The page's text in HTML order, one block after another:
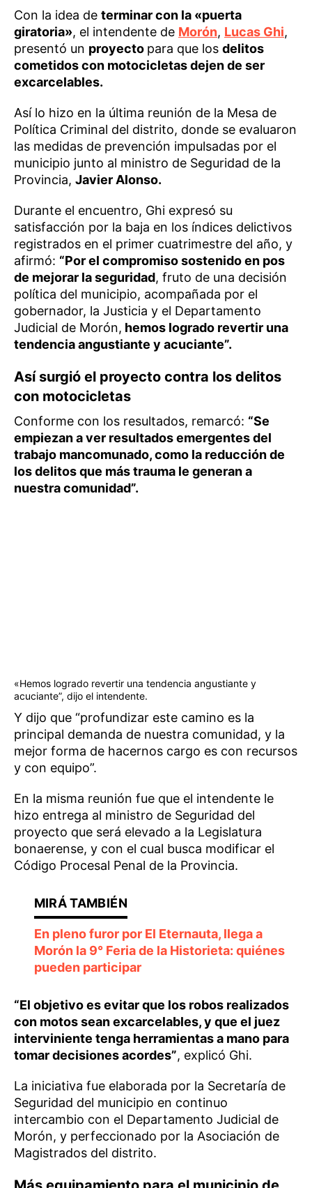
Con la idea de terminar con la «puerta
giratoria», el intendente de Morón, Lucas Ghi,
presentó un proyecto para que los delitos
cometidos con motocicletas dejen de ser
excarcelables.
Así lo hizo en la última reunión de la Mesa de
Política Criminal del distrito, donde se evaluaron
las medidas de prevención impulsadas por el
municipio junto al ministro de Seguridad de la
Provincia, Javier Alonso.
Durante el encuentro, Ghi expresó su
satisfacción por la baja en los índices delictivos
registrados en el primer cuatrimestre del año, y
afirmó: “Por el compromiso sostenido en pos
de mejorar la seguridad, fruto de una decisión
política del municipio, acompañada por el
gobernador, la Justicia y el Departamento
Judicial de Morón, hemos logrado revertir una
tendencia angustiante y acuciante”.
Así surgió el proyecto contra los delitos
con motocicletas
Conforme con los resultados, remarcó: “Se
empiezan a ver resultados emergentes del
trabajo mancomunado, como la reducción de
los delitos que más trauma le generan a
nuestra comunidad”.
«Hemos logrado revertir una tendencia angustiante y
acuciante”, dijo el intendente.
Y dijo que “profundizar este camino es la
principal demanda de nuestra comunidad, y la
mejor forma de hacernos cargo es con recursos
y con equipo”.
En la misma reunión fue que el intendente le
hizo entrega al ministro de Seguridad del
proyecto que será elevado a la Legislatura
bonaerense, y con el cual busca modificar el
Código Procesal Penal de la Provincia.
En pleno furor por El Eternauta, llega a
Morón la 9° Feria de la Historieta: quiénes
pueden participar
“El objetivo es evitar que los robos realizados
con motos sean excarcelables, y que el juez
interviniente tenga herramientas a mano para
tomar decisiones acordes”, explicó Ghi.
La iniciativa fue elaborada por la Secretaría de
Seguridad del municipio en continuo
intercambio con el Departamento Judicial de
Morón, y perfeccionado por la Asociación de
Magistrados del distrito.